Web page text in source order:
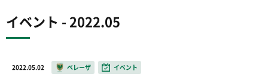
イベント - 2022.05
2022.05.02 ベレーザ イベント